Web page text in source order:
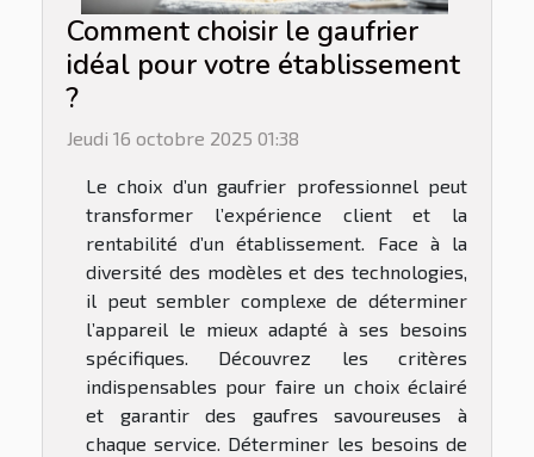
Comment choisir le gaufrier
idéal pour votre établissement
?
Jeudi 16 octobre 2025 01:38
Le choix d’un gaufrier professionnel peut
transformer l’expérience client et la
rentabilité d’un établissement. Face à la
diversité des modèles et des technologies,
il peut sembler complexe de déterminer
l’appareil le mieux adapté à ses besoins
spécifiques. Découvrez les critères
indispensables pour faire un choix éclairé
et garantir des gaufres savoureuses à
chaque service. Déterminer les besoins de